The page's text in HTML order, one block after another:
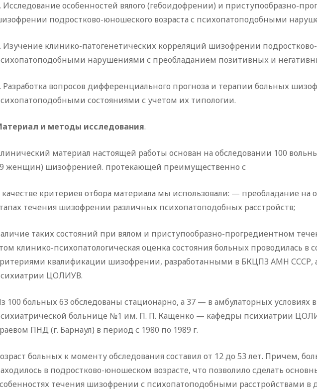
Исследование особенностей вялого (гебоидофрении) и приступообразно-
подростково-юношеского возраста с психопатоподобными
Изучение клинико-патогенетических корреляций шизофрении
нарушениями с преобладанием позитивных и
Разработка вопросов дифференциального прогноза и терапии больных
состояниями с учетом их типологии.
и методы исследования.
материал настоящей работы основан на обследовании 100
женщин) шизофренией. протекающей преимущественно с
качестве критериев отбора материала мы использовали: — преобладание на
течения шизофрении различных психопатоподобных расстройств;
таких состояний при вялом и приступообразно-прогредиентном
клинико-психопатологическая оценка состояния больных проводилась в
квалификации шизофрении, разработанными в БКЦПЗ АМН СССР,
ЦОЛИУВ.
100 больных 63 обследованы стационарно, а 37 — в амбулаторных условиях
больнице №1 им. П. П. Кащенко — кафедры психиатрии
ПНД (г. Барнаул) в период с 1980 по 1989 г.
больных к моменту обследования составил от 12 до 53 лет. Причем,
в подростково-юношеском возрасте, что позволило сделать
течения шизофрении с психопатоподобными расстройствами в